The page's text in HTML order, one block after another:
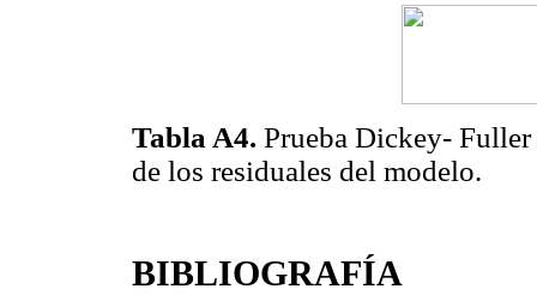
Tabla A4. Prueba Dickey- Fuller
de los residuales del modelo.
BIBLIOGRAFÍA